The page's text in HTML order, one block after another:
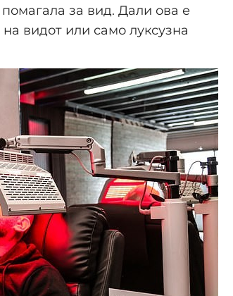
за вид. Дали ова е
видот или само луксузна